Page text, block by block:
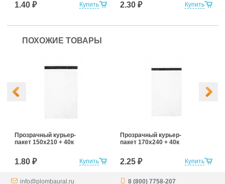
Купить
1.40 ₽ Купить
2.30 ₽
ПОХОЖИЕ ТОВАРЫ
Купить
Прозрачный курьер-
пакет 150х210 + 40к
1.80 ₽ Купить
Прозрачный курьер-
пакет 170х240 + 40к
2.25 ₽
info@plombaural.ru 8 (800) 7758-207